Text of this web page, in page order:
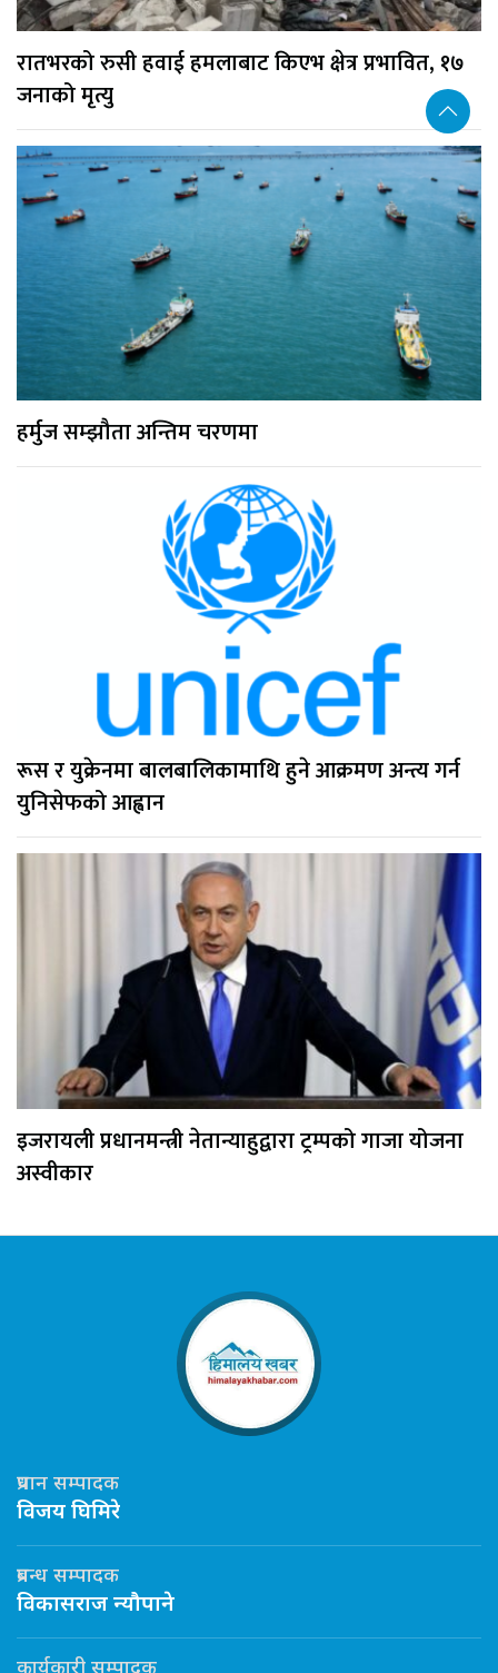
रातभरको रुसी हवाई हमलाबाट किएभ क्षेत्र प्रभावित, १७
जनाको मृत्यु
हर्मुज सम्झौता अन्तिम चरणमा
रूस र युक्रेनमा बालबालिकामाथि हुने आक्रमण अन्त्य गर्न
युनिसेफको आह्वान
इजरायली प्रधानमन्त्री नेतान्याहुद्वारा ट्रम्पको गाजा योजना
अस्वीकार
प्रधान सम्पादक
विजय घिमिरे
प्रबन्ध सम्पादक
विकासराज न्यौपाने